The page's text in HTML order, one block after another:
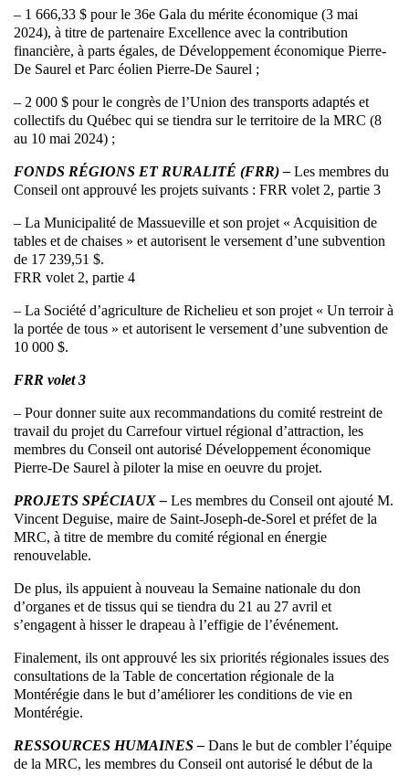
– 1 666,33 $ pour le 36e Gala du mérite économique (3 mai
2024), à titre de partenaire Excellence avec la contribution
financière, à parts égales, de Développement économique Pierre-
De Saurel et Parc éolien Pierre-De Saurel ;
– 2 000 $ pour le congrès de l’Union des transports adaptés et
collectifs du Québec qui se tiendra sur le territoire de la MRC (8
au 10 mai 2024) ;
FONDS RÉGIONS ET RURALITÉ (FRR) – Les membres du
Conseil ont approuvé les projets suivants : FRR volet 2, partie 3
– La Municipalité de Massueville et son projet « Acquisition de
tables et de chaises » et autorisent le versement d’une subvention
de 17 239,51 $.
FRR volet 2, partie 4
– La Société d’agriculture de Richelieu et son projet « Un terroir à
la portée de tous » et autorisent le versement d’une subvention de
10 000 $.
FRR volet 3
– Pour donner suite aux recommandations du comité restreint de
travail du projet du Carrefour virtuel régional d’attraction, les
membres du Conseil ont autorisé Développement économique
Pierre-De Saurel à piloter la mise en oeuvre du projet.
PROJETS SPÉCIAUX – Les membres du Conseil ont ajouté M.
Vincent Deguise, maire de Saint-Joseph-de-Sorel et préfet de la
MRC, à titre de membre du comité régional en énergie
renouvelable.
De plus, ils appuient à nouveau la Semaine nationale du don
d’organes et de tissus qui se tiendra du 21 au 27 avril et
s’engagent à hisser le drapeau à l’effigie de l’événement.
Finalement, ils ont approuvé les six priorités régionales issues des
consultations de la Table de concertation régionale de la
Montérégie dans le but d’améliorer les conditions de vie en
Montérégie.
RESSOURCES HUMAINES – Dans le but de combler l’équipe
de la MRC, les membres du Conseil ont autorisé le début de la